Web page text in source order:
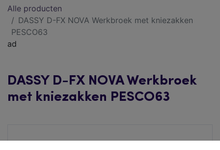
Alle producten
DASSY D-FX NOVA Werkbroek met kniezakken
PESCO63
ad
DASSY D-FX NOVA Werkbroek
met kniezakken PESCO63